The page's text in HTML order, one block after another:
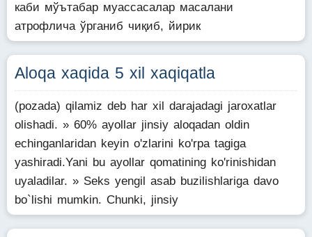
каби мўътабар муассасалар масалани
атрофлича ўрганиб чиқиб, йирик
Aloqa xaqida 5 xil xaqiqatla
(pozada) qilamiz deb har xil darajadagi jaroxatlar
olishadi. » 60% ayollar jinsiy aloqadan oldin
echinganlaridan keyin o'zlarini ko'rpa tagiga
yashiradi.Yani bu ayollar qomatining ko'rinishidan
uyaladilar. » Seks yengil asab buzilishlariga davo
bo`lishi mumkin. Chunki, jinsiy